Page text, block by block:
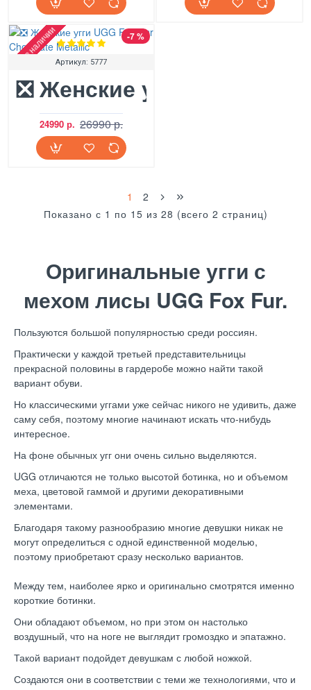
Оригинальные угги с
мехом лисы UGG Fox Fur.
Пользуются большой популярностью среди россиян.
Практически у каждой третьей представительницы
прекрасной половины в гардеробе можно найти такой
вариант обуви.
Но классическими уггами уже сейчас никого не удивить, даже
саму себя, поэтому многие начинают искать что-нибудь
интересное.
На фоне обычных угг они очень сильно выделяются.
UGG отличаются не только высотой ботинка, но и объемом
меха, цветовой гаммой и другими декоративными
элементами.
Благодаря такому разнообразию многие девушки никак не
могут определиться с одной единственной моделью,
поэтому приобретают сразу несколько вариантов.
Между тем, наиболее ярко и оригинально смотрятся именно
короткие ботинки.
Они обладают объемом, но при этом он настолько
воздушный, что на ноге не выглядит громоздко и эпатажно.
Такой вариант подойдет девушкам с любой ножкой.
Создаются они в соответствии с теми же технологиями, что и
-7 %
Нет в наличииАртикул: 5777
❎ Женские угги UGG Fox
24990 р. 26990 р.
1
2
Показано с 1 по 15 из 28 (всего 2 страниц)